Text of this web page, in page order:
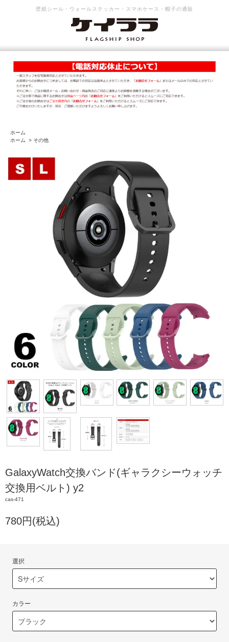
壁紙シール・ウォールステッカー・スマホケース・帽子の通販
ホーム
ホーム
> その他
GalaxyWatch交換バンド(ギャラクシーウォッチ
交換用ベルト) y2
cas-471
780円(税込)
選択
カラー